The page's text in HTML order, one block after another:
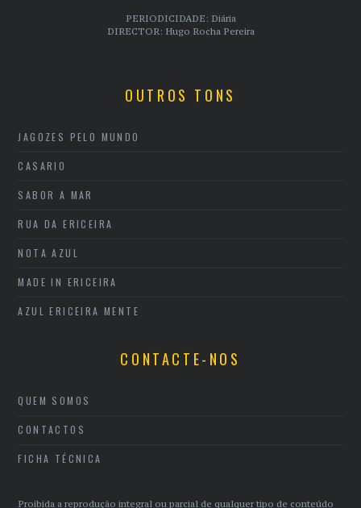
PERIODICIDADE: Diária
DIRECTOR: Hugo Rocha Pereira
OUTROS TONS
JAGOZES PELO MUNDO
CASARIO
SABOR A MAR
RUA DA ERICEIRA
NOTA AZUL
MADE IN ERICEIRA
AZUL ERICEIRA MENTE
CONTACTE-NOS
QUEM SOMOS
CONTACTOS
FICHA TÉCNICA
Proibida a reprodução integral ou parcial de qualquer tipo de conteúdo